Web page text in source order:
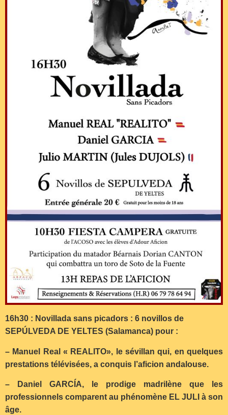
16h30 : Novillada sans picadors : 6 novillos de
SEPÚLVEDA DE YELTES (Salamanca) pour :
– Manuel Real « REALITO», le sévillan qui, en quelques
prestations télévisées, a conquis l’aficion andalouse.
– Daniel GARCÍA, le prodige madrilène que les
professionnels comparent au phénomène EL JULI à son
âge.